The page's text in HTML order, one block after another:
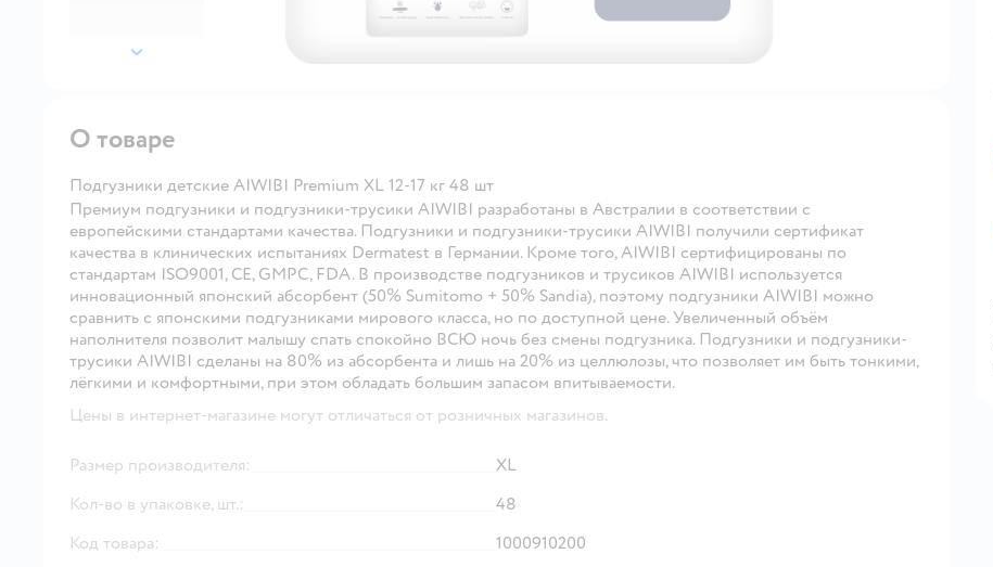
далее
О товаре
Подгузники детские AIWIBI Premium XL 12-17 кг 48 шт
Премиум подгузники и подгузники-трусики AIWIBI разработаны в Австралии в соответствии с
европейскими стандартами качества. Подгузники и подгузники-трусики AIWIBI получили сертификат
качества в клинических испытаниях Dermatest в Германии. Кроме того, AIWIBI сертифицированы по
стандартам ISO9001, CE, GMPC, FDA. В производстве подгузников и трусиков AIWIBI используется
инновационный японский абсорбент (50% Sumitomo + 50% Sandia), поэтому подгузники AIWIBI можно
сравнить с японскими подгузниками мирового класса, но по доступной цене. Увеличенный объём
наполнителя позволит малышу спать спокойно ВСЮ ночь без смены подгузника. Подгузники и подгузники-
трусики AIWIBI сделаны на 80% из абсорбента и лишь на 20% из целлюлозы, что позволяет им быть тонкими,
лёгкими и комфортными, при этом обладать большим запасом впитываемости.
Цены в интернет-магазине могут отличаться от розничных магазинов.
Размер производителя:
XL
Кол-во в упаковке, шт.:
48
Код товара:
1000910200